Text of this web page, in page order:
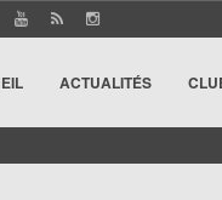
ACTUALITÉS